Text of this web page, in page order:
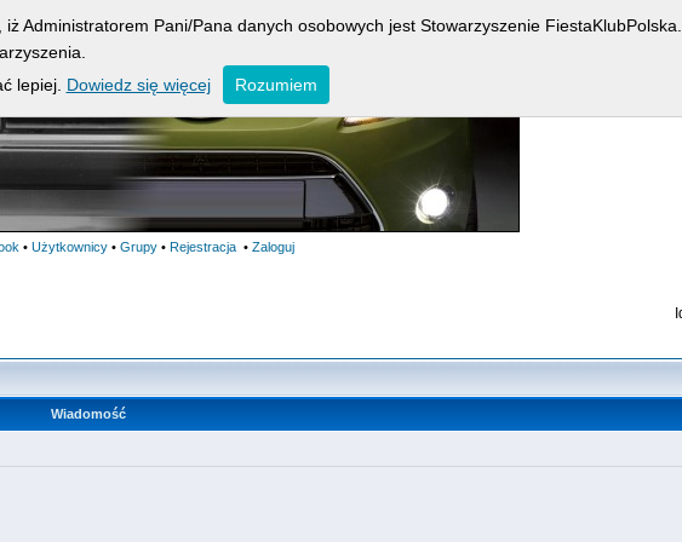
• Użytkownicy • Grupy • Rejestracja • Zaloguj
Wiadomość
Pani/Pana danych osobowych jest Stowarzyszenie FiestaKlubPolska.
lepiej. Dowiedz się więcej Rozumiem